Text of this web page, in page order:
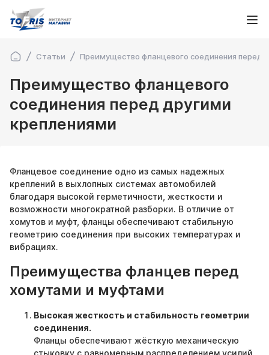
Статьи Преимущество фланцевого соединения перед
Преимущество фланцевого
соединения перед другими
креплениями
Фланцевое соединение одно из самых надежных
креплений в выхлопных системах автомобилей
благодаря высокой герметичности, жесткости и
возможности многократной разборки. В отличие от
хомутов и муфт, фланцы обеспечивают стабильную
геометрию соединения при высоких температурах и
вибрациях.
Преимущества фланцев перед
хомутами и муфтами
Высокая жесткость и стабильность геометрии
соединения.
Фланцы обеспечивают жёсткую механическую